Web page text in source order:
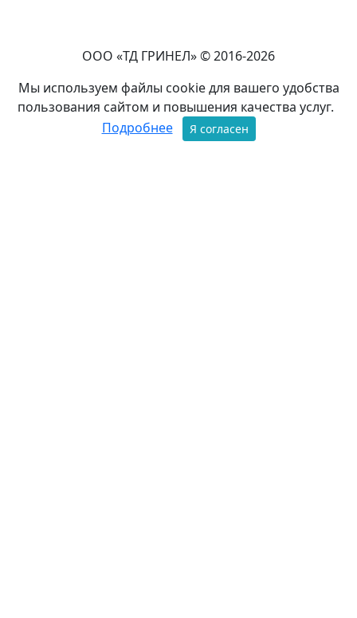
ООО «ТД ГРИНЕЛ» © 2016-2026
Мы используем файлы cookie для вашего удобства
пользования сайтом и повышения качества услуг.
Подробнее
Я согласен